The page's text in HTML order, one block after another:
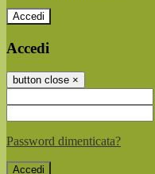
Accedi
Accedi
button close ×
Password dimenticata?